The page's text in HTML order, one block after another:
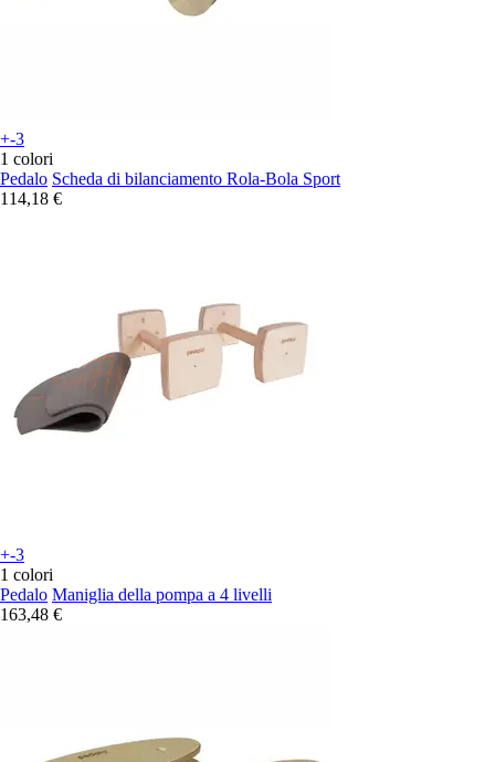
+-3
1 colori
Pedalo Scheda di bilanciamento Rola-Bola Sport
114,18 €
+-3
1 colori
Pedalo Maniglia della pompa a 4 livelli
163,48 €